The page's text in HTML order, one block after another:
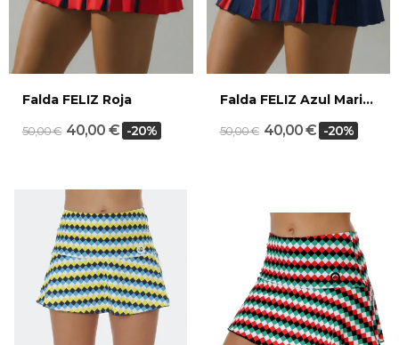
Falda FELIZ Roja
50,00 € 40,00 € -20%
Falda FELIZ Azul Marino
50,00 € 40,00 € -20%